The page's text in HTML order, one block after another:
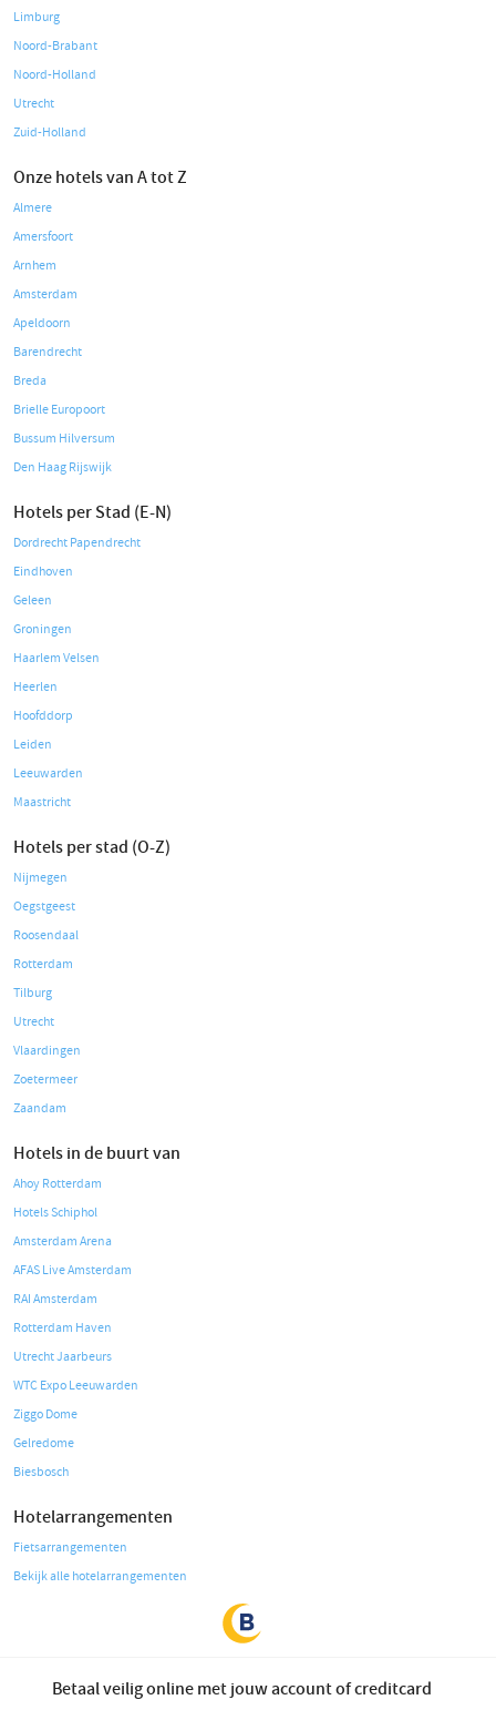
Limburg
Noord-Brabant
Noord-Holland
Utrecht
Zuid-Holland
Onze hotels van A tot Z
Almere
Amersfoort
Arnhem
Amsterdam
Apeldoorn
Barendrecht
Breda
Brielle Europoort
Bussum Hilversum
Den Haag Rijswijk
Hotels per Stad (E-N)
Dordrecht Papendrecht
Eindhoven
Geleen
Groningen
Haarlem Velsen
Heerlen
Hoofddorp
Leiden
Leeuwarden
Maastricht
Hotels per stad (O-Z)
Nijmegen
Oegstgeest
Roosendaal
Rotterdam
Tilburg
Utrecht
Vlaardingen
Zoetermeer
Zaandam
Hotels in de buurt van
Ahoy Rotterdam
Hotels Schiphol
Amsterdam Arena
AFAS Live Amsterdam
RAI Amsterdam
Rotterdam Haven
Utrecht Jaarbeurs
WTC Expo Leeuwarden
Ziggo Dome
Gelredome
Biesbosch
Hotelarrangementen
Fietsarrangementen
Bekijk alle hotelarrangementen
Betaal veilig online met jouw account of creditcard